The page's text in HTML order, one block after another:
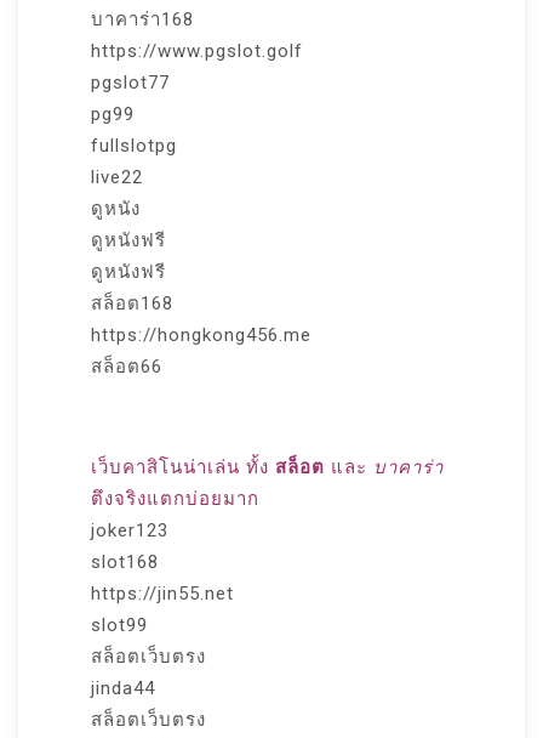
บาคาร่า168
https://www.pgslot.golf
pgslot77
pg99
fullslotpg
live22
ดูหนัง
ดูหนังฟรี
ดูหนังฟรี
สล็อต168
https://hongkong456.me
สล็อต66
เว็บคาสิโนน่าเล่น ทั้ง สล็อต และ บาคาร่า
ตึงจริงแตกบ่อยมาก
joker123
slot168
https://jin55.net
slot99
สล็อตเว็บตรง
jinda44
สล็อตเว็บตรง